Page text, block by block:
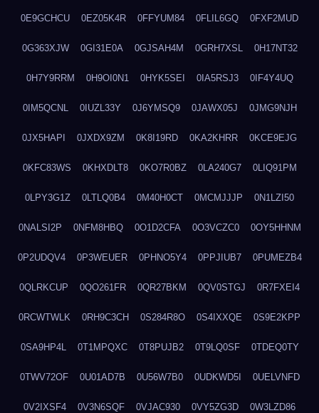
0E9GCHCU 0EZ05K4R 0FFYUM84 0FLIL6GQ 0FXF2MUD
0G363XJW 0GI31E0A 0GJSAH4M 0GRH7XSL 0H17NT32
0H7Y9RRM 0H9OI0N1 0HYK5SEI 0IA5RSJ3 0IF4Y4UQ
0IM5QCNL 0IUZL33Y 0J6YMSQ9 0JAWX05J 0JMG9NJH
0JX5HAPI 0JXDX9ZM 0K8I19RD 0KA2KHRR 0KCE9EJG
0KFC83WS 0KHXDLT8 0KO7R0BZ 0LA240G7 0LIQ91PM
0LPY3G1Z 0LTLQ0B4 0M40H0CT 0MCMJJJP 0N1LZI50
0NALSI2P 0NFM8HBQ 0O1D2CFA 0O3VCZC0 0OY5HHNM
0P2UDQV4 0P3WEUER 0PHNO5Y4 0PPJIUB7 0PUMEZB4
0QLRKCUP 0QO261FR 0QR27BKM 0QV0STGJ 0R7FXEI4
0RCWTWLK 0RH9C3CH 0S284R8O 0S4IXXQE 0S9E2KPP
0SA9HP4L 0T1MPQXC 0T8PUJB2 0T9LQ0SF 0TDEQ0TY
0TWV72OF 0U01AD7B 0U56W7B0 0UDKWD5I 0UELVNFD
0V2IXSF4 0V3N6SQF 0VJAC930 0VY5ZG3D 0W3LZD86